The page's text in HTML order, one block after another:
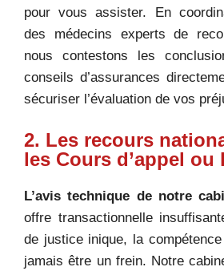
pour vous assister. En
des médecins experts de
nous contestons les
conseils d’assurances
sécuriser l’évaluation de vos
2. Les recours
les Cours d’appel ou
L’avis technique de notre
offre transactionnelle
de justice inique, la
jamais être un frein. Notre